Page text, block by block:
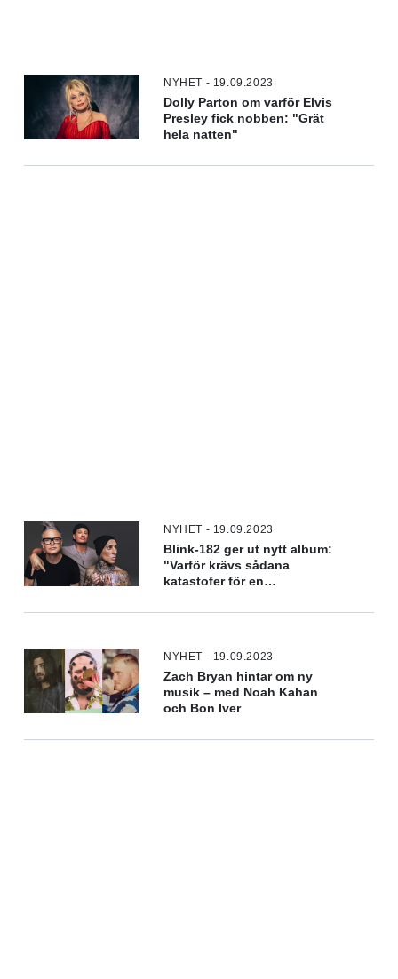
NYHET - 19.09.2023
Dolly Parton om varför Elvis
Presley fick nobben: "Grät
hela natten"
NYHET - 19.09.2023
Blink-182 ger ut nytt album:
"Varför krävs sådana
katastofer för en
NYHET - 19.09.2023
Zach Bryan hintar om ny
musik – med Noah Kahan
och Bon Iver